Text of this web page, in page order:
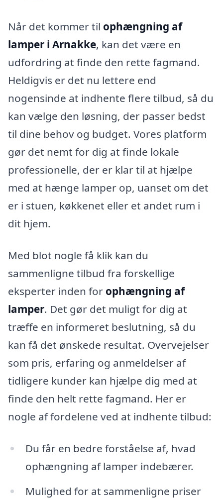
Når det kommer til ophængning af
lamper i Arnakke, kan det være en
udfordring at finde den rette fagmand.
Heldigvis er det nu lettere end
nogensinde at indhente flere tilbud, så du
kan vælge den løsning, der passer bedst
til dine behov og budget. Vores platform
gør det nemt for dig at finde lokale
professionelle, der er klar til at hjælpe
med at hænge lamper op, uanset om det
er i stuen, køkkenet eller et andet rum i
dit hjem.
Med blot nogle få klik kan du
sammenligne tilbud fra forskellige
eksperter inden for ophængning af
lamper. Det gør det muligt for dig at
træffe en informeret beslutning, så du
kan få det ønskede resultat. Overvejelser
som pris, erfaring og anmeldelser af
tidligere kunder kan hjælpe dig med at
finde den helt rette fagmand. Her er
nogle af fordelene ved at indhente tilbud:
Du får en bedre forståelse af, hvad
ophængning af lamper indebærer.
Mulighed for at sammenligne priser